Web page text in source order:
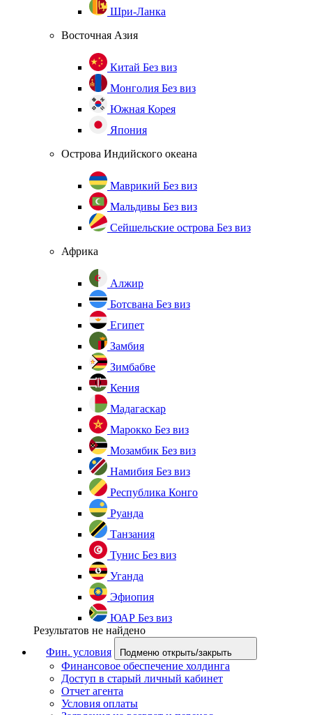
Шри-Ланка
Восточная Азия
Китай Без виз
Монголия Без виз
Южная Корея
Япония
Острова Индийского океана
Маврикий Без виз
Мальдивы Без виз
Сейшельские острова Без виз
Африка
Алжир
Ботсвана Без виз
Египет
Замбия
Зимбабве
Кения
Мадагаскар
Марокко Без виз
Мозамбик Без виз
Намибия Без виз
Республика Конго
Руанда
Танзания
Тунис Без виз
Уганда
Эфиопия
ЮАР Без виз
Результатов не найдено
Фин. условия
Подменю открыть/закрыть
Финансовое обеспечение холдинга
Доступ в старый личный кабинет
Отчет агента
Условия оплаты